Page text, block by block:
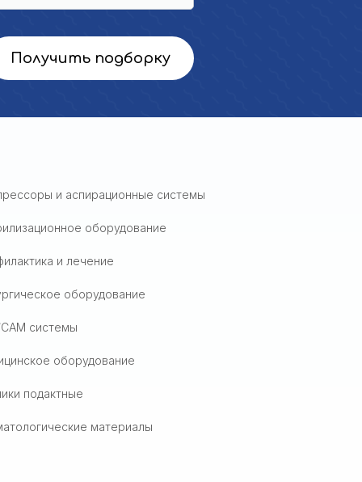
Получить подборку
и аспирационные системы
оборудование
и лечение
оборудование
системы
оборудование
подактные
материалы